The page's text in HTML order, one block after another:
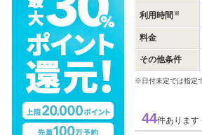
利用時間
料金
その他条件
※日付未定では指定
44件あります